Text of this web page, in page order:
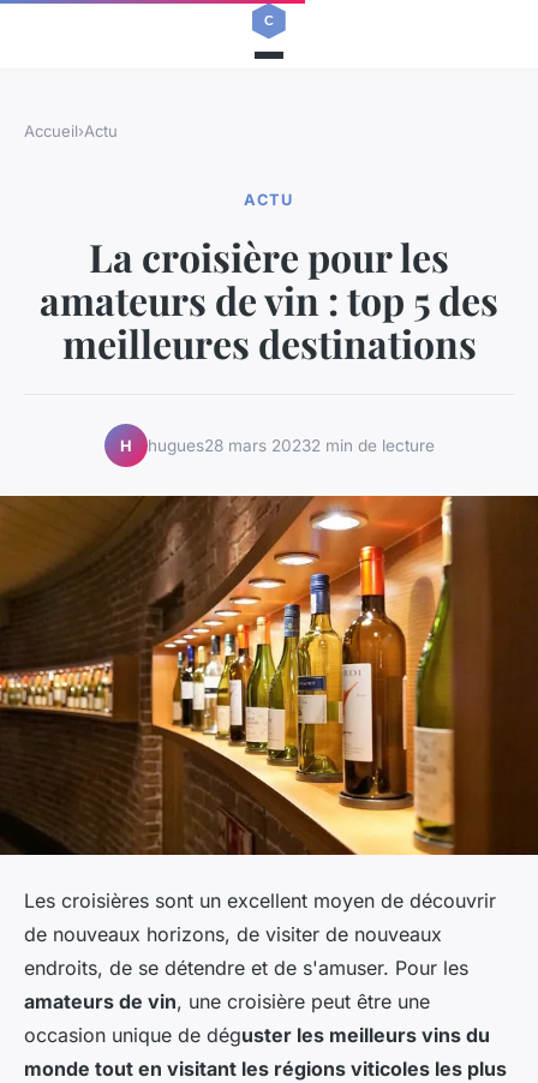
Accueil›Actu
ACTU
La croisière pour les
amateurs de vin : top 5 des
meilleures destinations
H hugues28 mars 20232 min de lecture
Les croisières sont un excellent moyen de découvrir
de nouveaux horizons, de visiter de nouveaux
endroits, de se détendre et de s'amuser. Pour les
amateurs de vin, une croisière peut être une
occasion unique de déguster les meilleurs vins du
monde tout en visitant les régions viticoles les plus